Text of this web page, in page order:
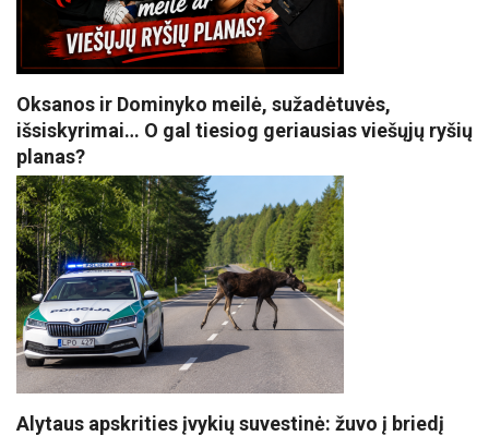
Oksanos ir Dominyko meilė, sužadėtuvės,
išsiskyrimai… O gal tiesiog geriausias viešųjų ryšių
planas?
Alytaus apskrities įvykių suvestinė: žuvo į briedį